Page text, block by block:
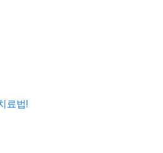
료법!